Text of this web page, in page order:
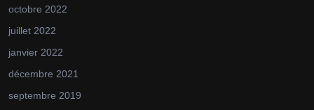
octobre 2022
juillet 2022
janvier 2022
décembre 2021
septembre 2019